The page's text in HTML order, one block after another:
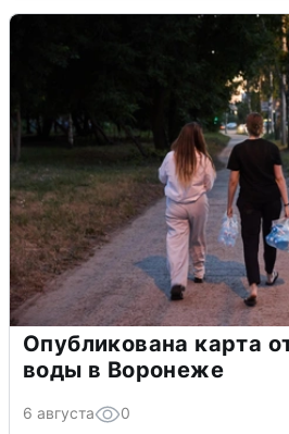
Опубликована карта
воды в Воронеже
6 августа 0